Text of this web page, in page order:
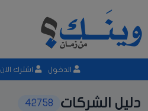
الدخول اشترك الان
دليل الشركات 42758